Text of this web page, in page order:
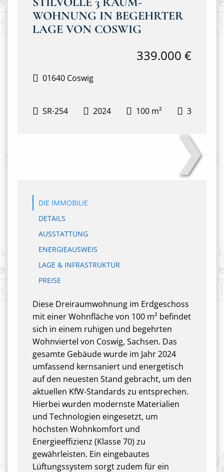
WOHNUNG IN BEGEHRTER
LAGE VON COSWIG
01640 Coswig
339.000 €
SR-254 2024 100 m² 3
❯
DIE IMMOBILIE
DETAILS
AUSSTATTUNG
ENERGIEAUSWEIS
LAGE & INFRASTRUKTUR
PREISE
Diese Dreiraumwohnung im Erdgeschoss
mit einer Wohnfläche von 100 m² befindet
sich in einem ruhigen und begehrten
Wohnviertel von Coswig, Sachsen. Das
gesamte Gebäude wurde im Jahr 2024
umfassend kernsaniert und energetisch
auf den neuesten Stand gebracht, um den
aktuellen KfW-Standards zu entsprechen.
Hierbei wurden modernste Materialien
und Technologien eingesetzt, um
höchsten Wohnkomfort und
Energieeffizienz (Klasse 70) zu
gewährleisten. Ein eingebautes
Lüftungssystem sorgt zudem für ein